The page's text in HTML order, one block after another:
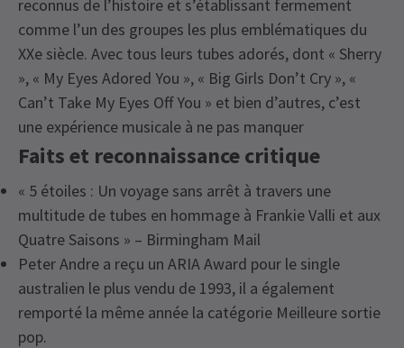
reconnus de l’histoire et s’établissant fermement
comme l’un des groupes les plus emblématiques du
XXe siècle. Avec tous leurs tubes adorés, dont « Sherry
», « My Eyes Adored You », « Big Girls Don’t Cry », «
Can’t Take My Eyes Off You » et bien d’autres, c’est
une expérience musicale à ne pas manquer
Faits et reconnaissance critique
« 5 étoiles : Un voyage sans arrêt à travers une
multitude de tubes en hommage à Frankie Valli et aux
Quatre Saisons » – Birmingham Mail
Peter Andre a reçu un ARIA Award pour le single
australien le plus vendu de 1993, il a également
remporté la même année la catégorie Meilleure sortie
pop.